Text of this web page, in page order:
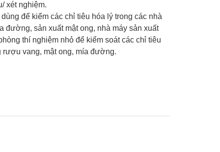
xét nghiệm.
để kiểm các chỉ tiêu hóa lý trong các nhà
đường, sản xuất mật ong, nhà máy sản xuất
thí nghiệm nhỏ để kiểm soát các chỉ tiêu
rượu vang, mật ong, mía đường.